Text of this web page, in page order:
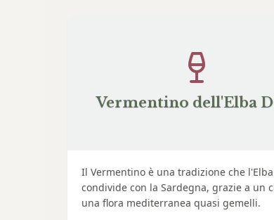
Vermentino dell'Elba
Il Vermentino è una tradizione che l'Elba
condivide con la Sardegna, grazie a un
una flora mediterranea quasi gemelli.